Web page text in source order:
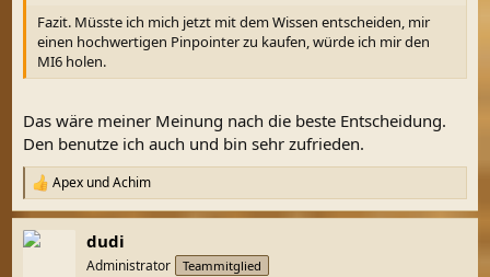
Fazit. Müsste ich mich jetzt mit dem Wissen entscheiden, mir
einen hochwertigen Pinpointer zu kaufen, würde ich mir den
MI6 holen.
Das wäre meiner Meinung nach die beste Entscheidung.
Den benutze ich auch und bin sehr zufrieden.
R
e
a
k
Apex undAchim
dudi
Administrator Teammitglied